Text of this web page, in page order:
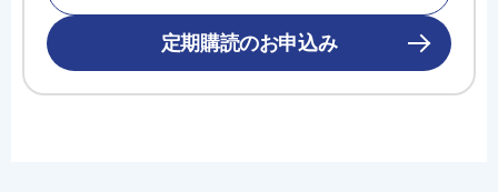
定期購読のお申込み